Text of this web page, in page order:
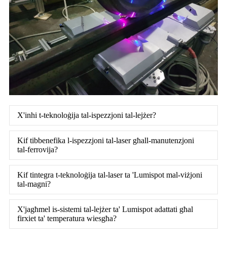
X'inhi t-teknoloġija tal-ispezzjoni tal-lejżer?
Kif tibbenefika l-ispezzjoni tal-laser għall-manutenzjoni
tal-ferrovija?
Kif tintegra t-teknoloġija tal-laser ta 'Lumispot mal-viżjoni
tal-magni?
X'jagħmel is-sistemi tal-lejżer ta' Lumispot adattati għal
firxiet ta' temperatura wiesgħa?